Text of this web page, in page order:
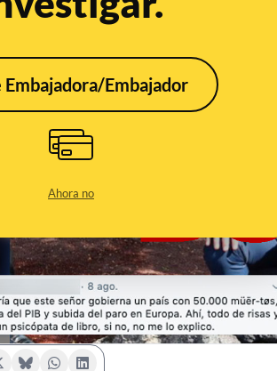
Embajadora/Embajador
Ahora no